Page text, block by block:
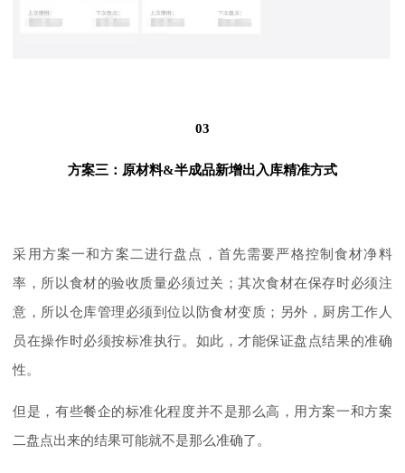
03
方案三：原材料&半成品新增出入库精准方式
采用方案一和方案二进行盘点，首先需要严格控制食材净料
率，所以食材的验收质量必须过关；其次食材在保存时必须注
意，所以仓库管理必须到位以防食材变质；另外，厨房工作人
员在操作时必须按标准执行。如此，才能保证盘点结果的准确
性。
但是，有些餐企的标准化程度并不是那么高，用方案一和方案
二盘点出来的结果可能就不是那么准确了。